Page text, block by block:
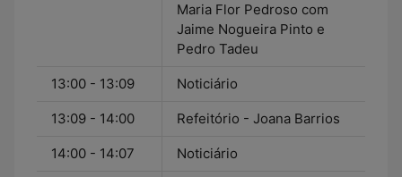
Maria Flor Pedroso com
Jaime Nogueira Pinto e
Pedro Tadeu
13:00 - 13:09 Noticiário
13:09 - 14:00 Refeitório - Joana Barrios
14:00 - 14:07 Noticiário